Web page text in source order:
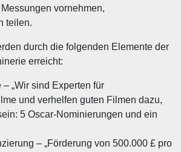
vornehmen,
teilen.
durch die folgenden Elemente der
erreicht:
„Wir sind Experten für
und verhelfen guten Filmen dazu,
5 Oscar-Nominierungen und ein
– „Förderung von 500.000 £ pro